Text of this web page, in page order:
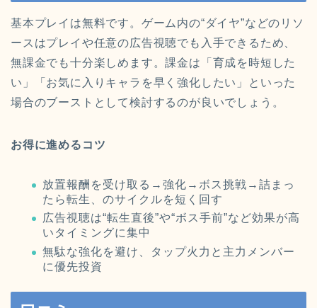
基本プレイは無料です。ゲーム内の“ダイヤ”などのリソ
ースはプレイや任意の広告視聴でも入手できるため、
無課金でも十分楽しめます。課金は「育成を時短した
い」「お気に入りキャラを早く強化したい」といった
場合のブーストとして検討するのが良いでしょう。
お得に進めるコツ
放置報酬を受け取る→強化→ボス挑戦→詰まっ
たら転生、のサイクルを短く回す
広告視聴は“転生直後”や“ボス手前”など効果が高
いタイミングに集中
無駄な強化を避け、タップ火力と主力メンバー
に優先投資